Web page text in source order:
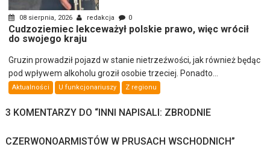
08 sierpnia, 2026 redakcja 0
Cudzoziemiec lekceważył polskie prawo, więc wrócił
do swojego kraju
Gruzin prowadził pojazd w stanie nietrzeźwości, jak również będąc
pod wpływem alkoholu groził osobie trzeciej. Ponadto...
Aktualności U funkcjonariuszy Z regionu
3 KOMENTARZY DO “INNI NAPISALI: ZBRODNIE
CZERWONOARMISTÓW W PRUSACH WSCHODNICH”